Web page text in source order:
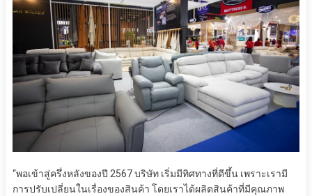
“พอเข้าสู่ครึ่งหลังของปี 2567 บริษัท เริ่มมีทิศทางที่ดีขึ้น เพราะเรามี
การปรับเปลี่ยนในเรื่องของสินค้า โดยเราได้ผลิตสินค้าที่มีคุณภาพ